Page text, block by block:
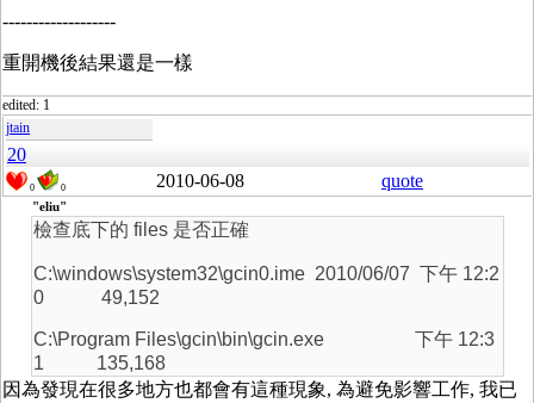
-------------------
重開機後結果還是一樣
edited: 1
jtain
20
0 0 2010-06-08 quote
"eliu"
檢查底下的 files 是否正確
C:\windows\system32\gcin0.ime 2010/06/07 下午 12:2
0 49,152
C:\Program Files\gcin\bin\gcin.exe 下午 12:3
1 135,168
因為發現在很多地方也都會有這種現象, 為避免影響工作, 我已